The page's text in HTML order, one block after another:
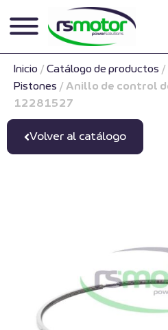
Inicio / Catálogo de productos /
Pistones / Anillo de control
12281527
Volver al catálogo